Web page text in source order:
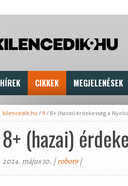
HÍREK CIKKEK MEGJELENÉSEK
kilencedik.hu / 9 / 8+ (hazai) érdekesség a
8+ (hazai)
2024. május 10. |robot9|